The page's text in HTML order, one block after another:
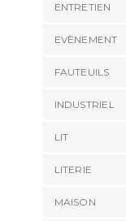
ENTRETIEN
EVÈNEMENT
FAUTEUILS
INDUSTRIEL
LIT
LITERIE
MAISON